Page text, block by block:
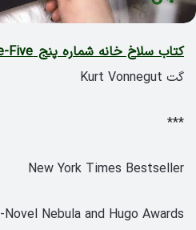
کتاب سلاخ خانه شماره پنج Slaughterhouse-Five
گت Kurt Vonnegut
***
New York Times Bestseller
Nebula and Hugo Awards